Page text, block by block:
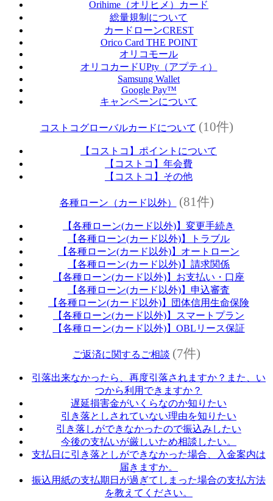
Orihime（オリヒメ）カード
総量規制について
カードローンCREST
Orico Card THE POINT
オリコモール
オリコカードUPty（アプティ）
Samsung Wallet
Google Pay™
キャンペーンについて
コストコグローバルカードについて (10件)
【コストコ】ポイントについて
【コストコ】年会費
【コストコ】その他
各種ローン（カード以外） (81件)
【各種ローン(カード以外)】変更手続き
【各種ローン(カード以外)】トラブル
【各種ローン(カード以外)】オートローン
【各種ローン(カード以外)】請求関係
【各種ローン(カード以外)】お支払い・口座
【各種ローン(カード以外)】申込審査
【各種ローン(カード以外)】団体信用生命保険
【各種ローン(カード以外)】スマートプラン
【各種ローン(カード以外)】OBLリース保証
ご返済に関するご相談 (7件)
引落出来なかったら、再度引落されますか？また、い
つから利用できますか？
遅延損害金がいくらなのか知りたい
引き落としされていない理由を知りたい
引き落しができなかったので振込みしたい
今後の支払いが厳しいため相談したい。
支払日に引き落としができなかった場合、入金案内は
届きますか。
振込用紙の支払期日が過ぎてしまった場合の支払方法
を教えてください。